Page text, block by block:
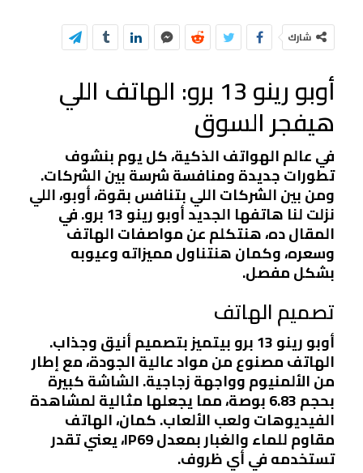
شارك
أوبو رينو 13 برو: الهاتف اللي
هيفجر السوق
في عالم الهواتف الذكية، كل يوم بنشوف
تطورات جديدة ومنافسة شرسة بين الشركات.
ومن بين الشركات اللي بتنافس بقوة، أوبو، اللي
نزلت لنا هاتفها الجديد أوبو رينو 13 برو. في
المقال ده، هنتكلم عن مواصفات الهاتف
وسعره، وكمان هنتناول مميزاته وعيوبه
بشكل مفصل.
تصميم الهاتف
أوبو رينو 13 برو بيتميز بتصميم أنيق وجذاب.
الهاتف مصنوع من مواد عالية الجودة، مع إطار
من الألمنيوم وواجهة زجاجية. الشاشة كبيرة
بحجم 6.83 بوصة، مما يجعلها مثالية لمشاهدة
الفيديوهات ولعب الألعاب. كمان، الهاتف
مقاوم للماء والغبار بمعدل IP69، يعني تقدر
تستخدمه في أي ظروف.